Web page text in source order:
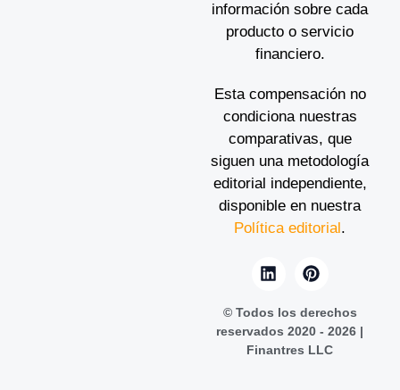
información sobre cada
producto o servicio
financiero.
Esta compensación no
condiciona nuestras
comparativas, que
siguen una metodología
editorial independiente,
disponible en nuestra
Política editorial.
© Todos los derechos
reservados 2020 - 2026 |
Finantres LLC